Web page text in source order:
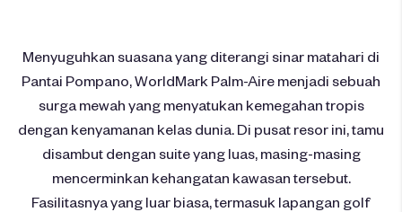
Menyuguhkan suasana yang diterangi sinar matahari di
Pantai Pompano, WorldMark Palm-Aire menjadi sebuah
surga mewah yang menyatukan kemegahan tropis
dengan kenyamanan kelas dunia. Di pusat resor ini, tamu
disambut dengan suite yang luas, masing-masing
mencerminkan kehangatan kawasan tersebut.
Fasilitasnya yang luar biasa, termasuk lapangan golf